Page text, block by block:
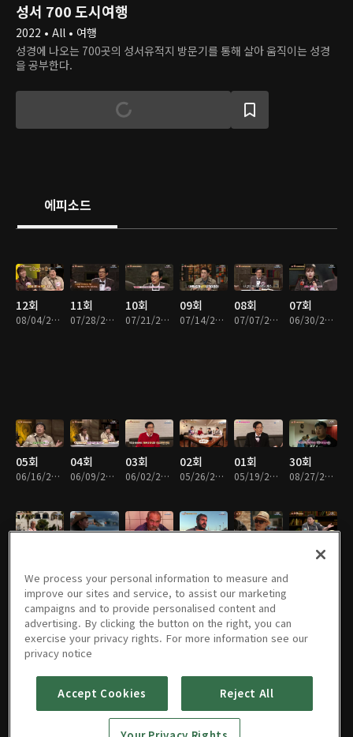
성서 700 도시여행
2022 • All • 여행
성경에 나오는 700곳의 성서유적지 방문기를 통해 살아 움직이는 성경
을 공부한다.
에피소드
12회
08/04/2026 • 33분
11회
07/28/2026 • 32분
10회
07/21/2026 • 32분
09회
07/14/2026 • 33분
08회
07/07/2026 • 33분
07회
06/30/2026 • 33분
05회
06/16/2026 • 33분
04회
06/09/2026 • 33분
03회
06/02/2026 • 33분
02회
05/26/2026 • 32분
01회
05/19/2026 • 33분
30회
08/27/2025 • 34분
23회
07/09/2025 • 34분
22회 21회 20회 19회 18회
We process your personal information to measure and
improve our sites and service, to assist our marketing
campaigns and to provide personalised content and
advertising. By clicking the button on the right, you can
exercise your privacy rights. For more information see our
privacy notice
Accept Cookies Reject All